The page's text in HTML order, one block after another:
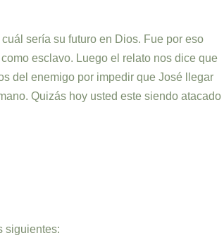
sería su futuro en Dios. Fue por eso
esclavo. Luego el relato nos dice que
del enemigo por impedir que José llegar
Quizás hoy usted este siendo atacado
siguientes: